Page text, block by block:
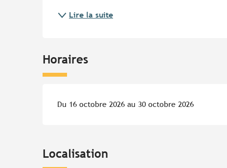
Lire la suite
Horaires
Du 16 octobre 2026 au 30 octobre 2026
Localisation